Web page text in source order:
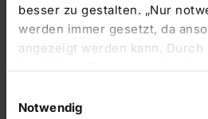
besser zu gestalten. „Nur
werden immer gesetzt, da
angezeigt werden kann. Durch
erlauben Sie alle eingesetzten
Notwendig
Details
Hiermit möchten wir Sie in
vierten gemeinsamen